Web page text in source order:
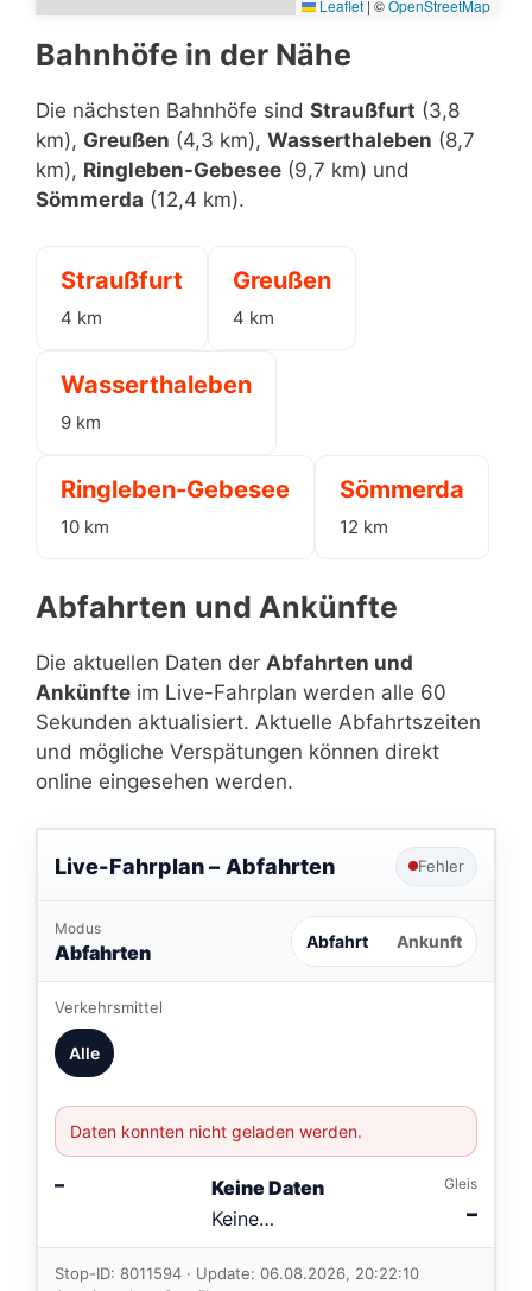
Leaflet | ©OpenStreetMap
Bahnhöfe in der Nähe
Die nächsten Bahnhöfe sind Straußfurt (3,8
km), Greußen (4,3 km), Wasserthaleben (8,7
km), Ringleben-Gebesee (9,7 km) und
Sömmerda (12,4 km).
Straußfurt
4 km
Greußen
4 km
Wasserthaleben
9 km
Ringleben-Gebesee
10 km
Sömmerda
12 km
Abfahrten und Ankünfte
Die aktuellen Daten der Abfahrten und
Ankünfte im Live-Fahrplan werden alle 60
Sekunden aktualisiert. Aktuelle Abfahrtszeiten
und mögliche Verspätungen können direkt
online eingesehen werden.
Live-Fahrplan – Abfahrten Fehler
Modus
Abfahrten Abfahrt Ankunft
Verkehrsmittel
Alle
Daten konnten nicht geladen werden.
–
Keine Daten
Keine
Verbindungen
im aktuellen
Gleis
–
Stop-ID: 8011594 · Update: 06.08.2026, 20:22:10